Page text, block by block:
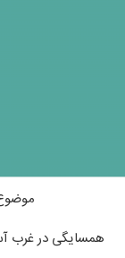
همسایگی در غرب